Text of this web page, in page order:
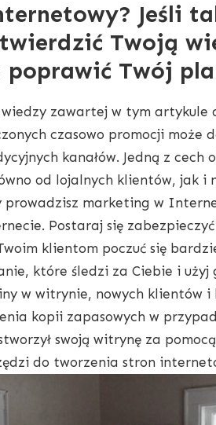
Jeśli
Twoją
Twój
wiedzy zawartej w tym
czasowo promocji może
kanałów. Jedną z
od lojalnych klientów, jak i
prowadzisz marketing w
Postaraj się
klientom poczuć się
które śledzi za Ciebie i
w witrynie, nowych klientów
kopii zapasowych w
swoją witrynę za
do tworzenia stron